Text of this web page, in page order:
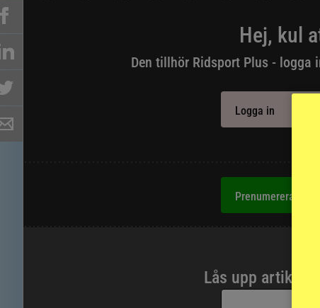
Hej, kul
Den tillhör Ridsport Plus - logga
Logga in
Prenumerera på